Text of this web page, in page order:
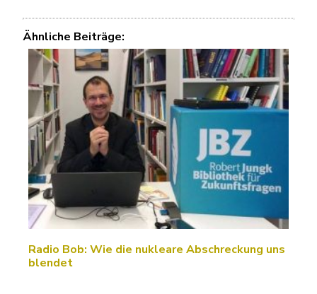
Ähnliche Beiträge:
Radio Bob: Wie die nukleare Abschreckung uns
blendet